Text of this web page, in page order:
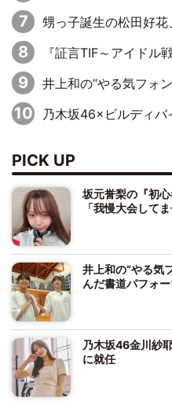
甥っ子誕生の松田好花、京都で“ふたつの家族”
『証言TIF～アイドル戦国時代とはなんだったのか～』第10回：さくら学院・武
井上和の“やる気フォント”にも注目
乃木坂46×ビルディバイドTCG Vol.2公
PICK UP
坂元誉梨の『初
「我慢大会して
井上和の“やる気
んだ書道パフォ
乃木坂46金川紗
に就任